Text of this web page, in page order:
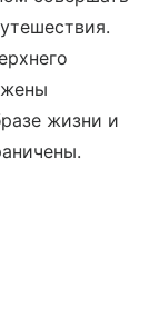
жизни и